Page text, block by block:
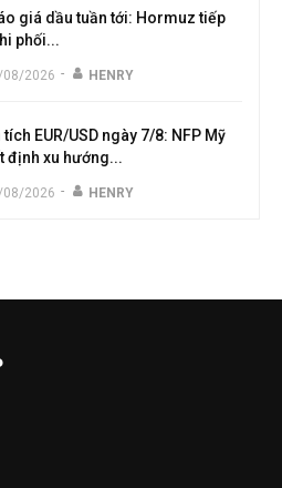
giá dầu tuần tới: Hormuz tiếp
phối...
08/2026 - HENRY
tích EUR/USD ngày 7/8: NFP Mỹ
định xu hướng...
08/2026 - HENRY